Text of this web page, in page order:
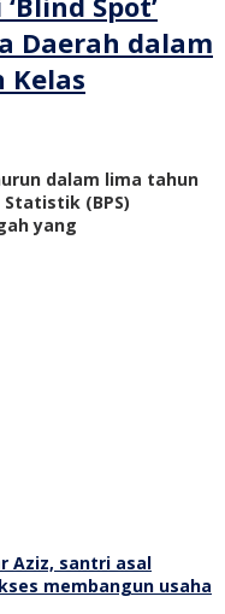
Daerah dalam
Kelas
dalam lima tahun
(BPS)
yang